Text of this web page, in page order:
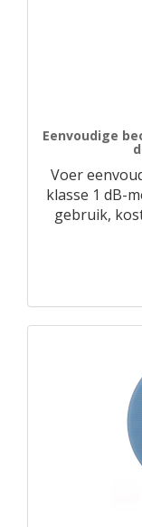
Eenvoudige
Voer
klasse 1 dB-
gebruik,